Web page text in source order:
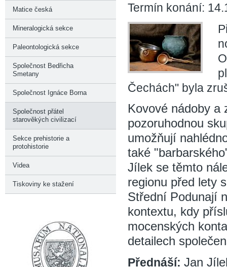
Termín konání:
Čechách" byla
Kovové nádoby a
pozoruhodnou
umožňují
také
Jílek se těmto
regionu před lety
Střední Podunají
kontextu, kdy
mocenských
detailech
Přednáší: Jan
Matice česká
Mineralogická sekce
Paleontologická sekce
Společnost Bedřicha
Smetany
Společnost Ignáce Borna
Společnost přátel
starověkých civilizací
Sekce prehistorie a
protohistorie
Videa
Tiskoviny ke stažení